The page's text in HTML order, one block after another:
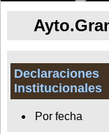
Declaraciones
Institucionales
Por fecha